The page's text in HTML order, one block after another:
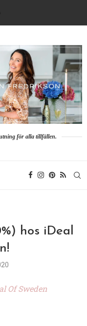
för alla tillfällen.
hos iDeal
Of Sweden